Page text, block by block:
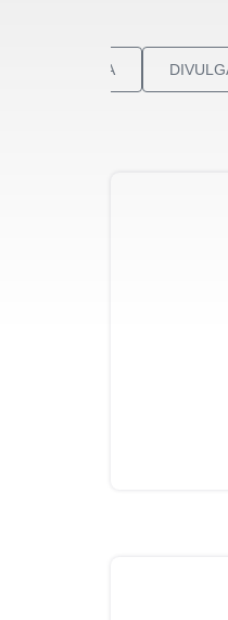
CLÍNICA